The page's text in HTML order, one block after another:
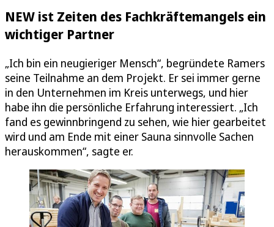
NEW ist Zeiten des Fachkräftemangels ein
wichtiger Partner
„Ich bin ein neugieriger Mensch“, begründete Ramers
seine Teilnahme an dem Projekt. Er sei immer gerne
in den Unternehmen im Kreis unterwegs, und hier
habe ihn die persönliche Erfahrung interessiert. „Ich
fand es gewinnbringend zu sehen, wie hier gearbeitet
wird und am Ende mit einer Sauna sinnvolle Sachen
herauskommen“, sagte er.